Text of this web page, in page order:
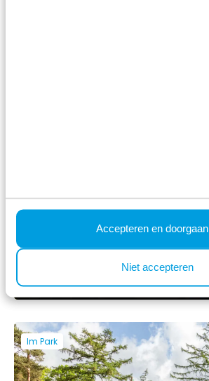
Accepteren en doorgaan
Niet accepteren
BBQ-Service
Im Park